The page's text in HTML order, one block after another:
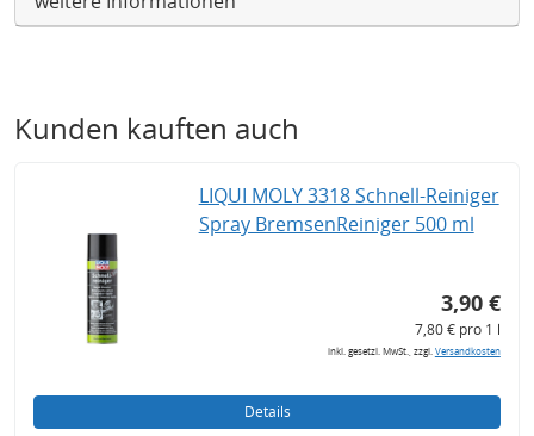
Kunden kauften auch
LIQUI MOLY 3318 Schnell-Reiniger
Spray BremsenReiniger 500 ml
3,90 €
7,80 € pro 1 l
inkl. gesetzl. MwSt., zzgl.Versandkosten
Details